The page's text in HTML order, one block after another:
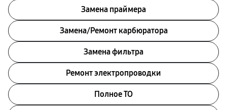
Замена праймера
Замена/Pемонт карбюратора
Замена фильтра
Ремонт электропроводки
Полное ТО